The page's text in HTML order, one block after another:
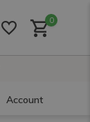
0
Account